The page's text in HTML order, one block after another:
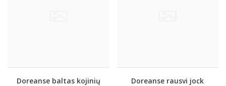
Doreanse baltas kojinių
Doreanse rausvi jock